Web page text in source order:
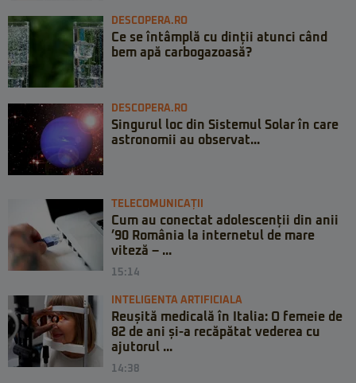
DESCOPERA.RO
Ce se întâmplă cu dinții atunci când
bem apă carbogazoasă?
DESCOPERA.RO
Singurul loc din Sistemul Solar în care
astronomii au observat...
TELECOMUNICAȚII
Cum au conectat adolescenții din anii
’90 România la internetul de mare
viteză – ...
15:14
INTELIGENTA ARTIFICIALA
Reușită medicală în Italia: O femeie de
82 de ani și-a recăpătat vederea cu
ajutorul ...
14:38